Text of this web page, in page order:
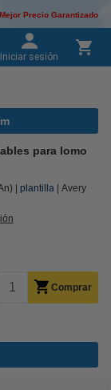
Mejor Precio Garantizado
Iniciar sesión
para lomo
plantilla Avery
Comprar